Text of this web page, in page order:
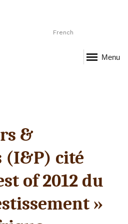
French
Menu
&
(I&P) cité
of 2012 du
»